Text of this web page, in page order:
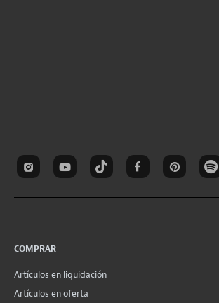
COMPRAR
Artículos en liquidación
Artículos en oferta